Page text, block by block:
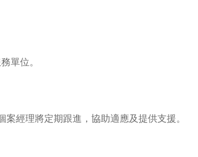
單位。
經理將定期跟進，協助適應及提供支援。